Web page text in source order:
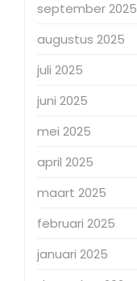
september 2025
augustus 2025
juli 2025
juni 2025
mei 2025
april 2025
maart 2025
februari 2025
januari 2025